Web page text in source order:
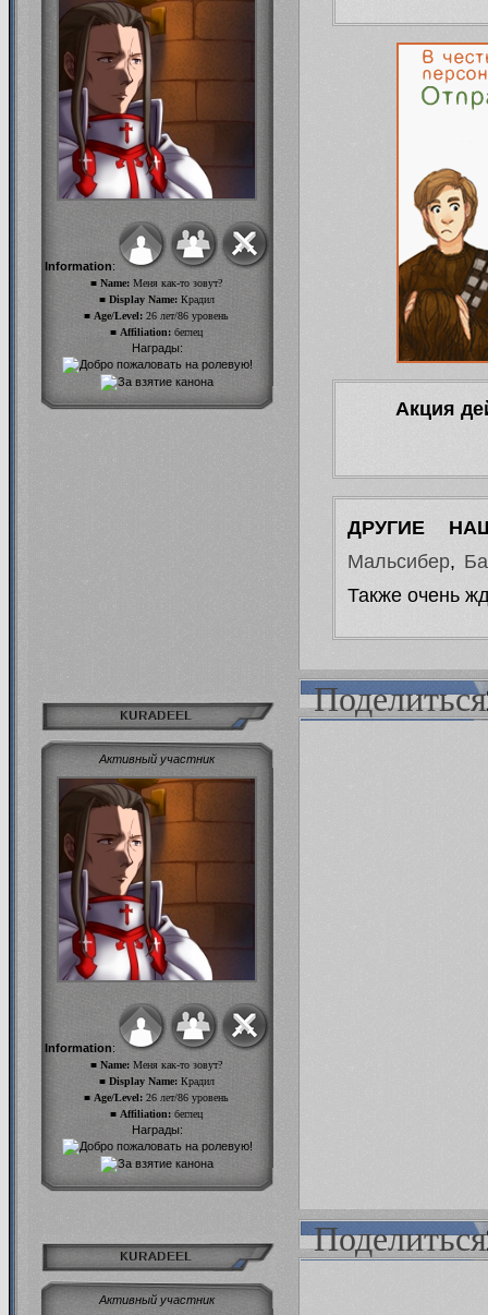
Information:
■ Name: Меня как-то зовут?
■ Display Name:Крадил
■ Age/Level: 26 лет/86 уровень
■ Affiliation: беглец
Награды:
Акция
ДРУГИЕ
Мальсибер,
Также очень
Поделиться
KURADEEL
Активный участник
Information:
■ Name: Меня как-то зовут?
■ Display Name:Крадил
■ Age/Level: 26 лет/86 уровень
■ Affiliation: беглец
Награды:
Поделиться
KURADEEL
Активный участник